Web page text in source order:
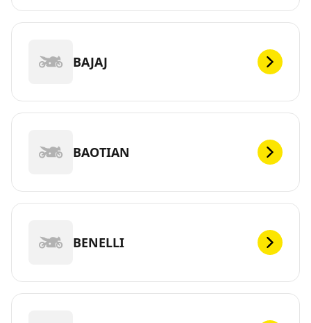
BAJAJ
BAOTIAN
BENELLI